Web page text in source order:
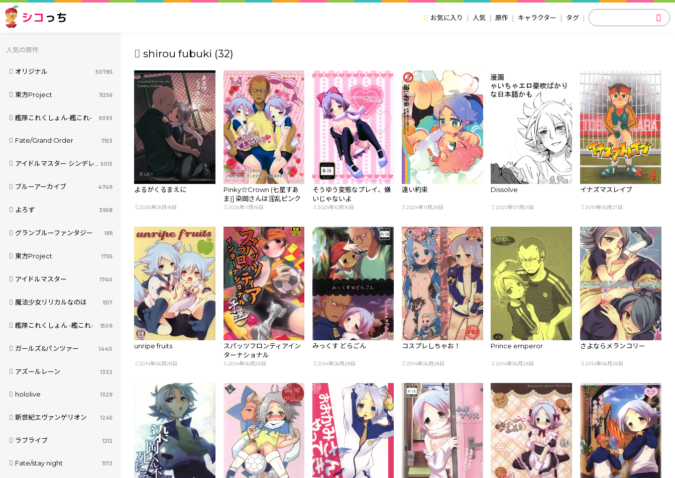
シコ っち お気に入り 人気 原作 キャラクター タグ
人気の原作
オリジナル 50785
東方Project 11256
艦隊これくしょん-艦これ- 9393
Fate/Grand Order 7153
アイドルマスター シンデレラガールズ 5013
ブルーアーカイブ 4749
よろず 3958
グランブルーファンタジー 1911
東方Project 1755
アイドルマスター 1740
魔法少女リリカルなのは 1517
艦隊これくしょん -艦これ- 1509
ガールズ&パンツァー 1440
アズールレーン 1332
hololive 1329
新世紀エヴァンゲリオン 1245
ラブライブ 1212
Fate/stay night 1173
shirou fubuki (32)
よるがくるまえに
2026年05月18日
Pinky☆Crown (七星すあ
ま)] 染岡さんは淫乱ピンク
(イナズマイレブン)
2025年11月16日
そうゆう変態なプレイ、嫌
いじゃないよ
2025年10月16日
遠い約束
2024年11月28日
Dissolve
2020年07月01日
イナズマスレイブ
2019年05月07日
unripe fruits
2014年06月28日
スパッツフロンティアイン
ターナショナル
2014年06月28日
みっくす どらごん
2014年06月28日
コスプレしちゃお！
2014年06月28日
Prince emperor
2014年06月28日
さよならメランコリー
2014年06月28日